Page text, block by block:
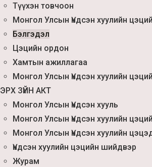
Түүхэн товчоон
Монгол Улсын Үндсэн хуулийн
Бэлгэдэл
Цэцийн ордон
Хамтын ажиллагаа
Монгол Улсын Үндсэн хуулийн
ЭРХ ЗҮЙН АКТ
Монгол Улсын Үндсэн хууль
Монгол Улсын Үндсэн хуулийн
Монгол Улсын Үндсэн хуулийн
Үндсэн хуулийн цэцийн шийдвэр
Журам